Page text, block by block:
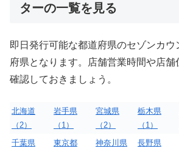
ターの一覧を見る
即日発行可能な都道府県のセゾンカ
府県となります。店舗営業時間や店舗
確認しておきましょう。
北海道
（2）
岩手県
（1）
宮城県
（2）
栃木県
（1）
千葉県
東京都
神奈川県
長野県